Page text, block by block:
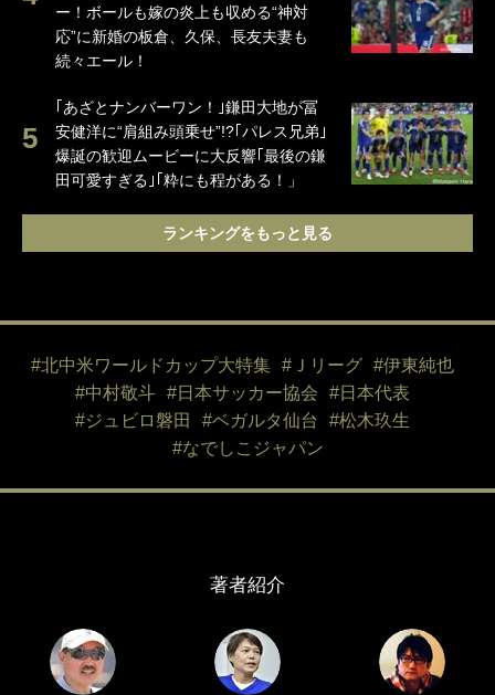
ー！ボールも嫁の炎上も収める“神対
応”に新婚の板倉、久保、長友夫妻も
続々エール！
｢あざとナンバーワン！｣鎌田大地が冨
安健洋に“肩組み頭乗せ”!?｢パレス兄弟｣
爆誕の歓迎ムービーに大反響｢最後の鎌
田可愛すぎる｣｢粋にも程がある！」
ランキングをもっと見る
#北中米ワールドカップ大特集 #Ｊリーグ
#伊東純也
#中村敬斗
#日本サッカー協会
#日本代表
#ジュビロ磐田
#ベガルタ仙台
#松木玖生
#なでしこジャパン
著者紹介